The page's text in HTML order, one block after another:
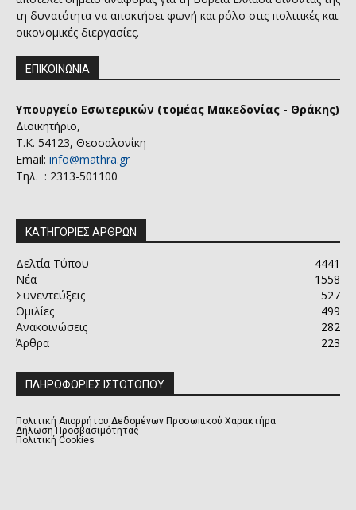
τη δυνατότητα να αποκτήσει φωνή και ρόλο στις πολιτικές και
οικονομικές διεργασίες.
ΕΠΙΚΟΙΝΩΝΙΑ
Υπουργείο Εσωτερικών (τομέας Μακεδονίας - Θράκης)
Διοικητήριο,
Τ.Κ. 54123, Θεσσαλονίκη
Email: info@mathra.gr
Τηλ. : 2313-501100
ΚΑΤΗΓΟΡΙΕΣ ΑΡΘΡΩΝ
Δελτία Τύπου
4441
Νέα
1558
Συνεντεύξεις
527
Ομιλίες
499
Ανακοινώσεις
282
Άρθρα
223
ΠΛΗΡΟΦΟΡΙΕΣ ΙΣΤΟΤΟΠΟΥ
Πολιτική Απορρήτου Δεδομένων Προσωπικού Χαρακτήρα
Δήλωση Προσβασιμότητας
Πολιτική Cookies